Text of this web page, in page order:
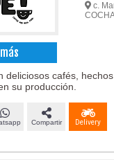
c.
deliciosos cafés,
su producción.
Compartir Delivery